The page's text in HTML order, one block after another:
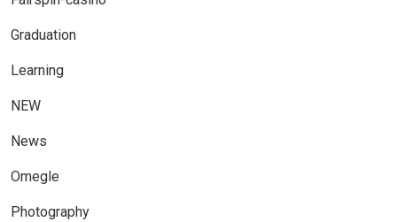
Graduation
Learning
NEW
News
Omegle
Photography